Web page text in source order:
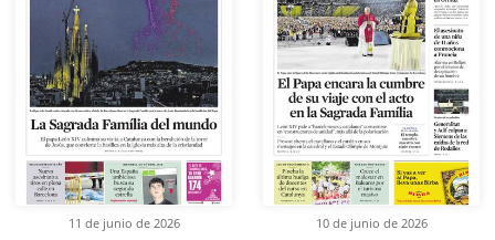
11 de junio de 2026 10 de junio de 2026